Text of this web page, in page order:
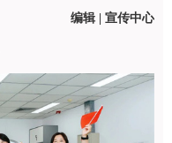
编辑 | 宣传中心